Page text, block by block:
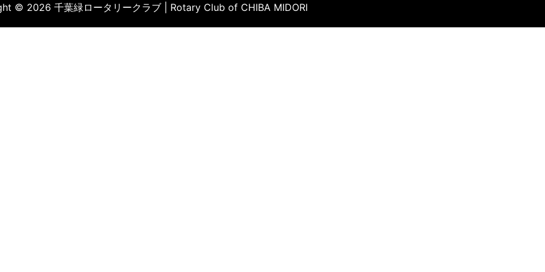
© 2026 千葉緑ロータリークラブ | Rotary Club of CHIBA MIDORI